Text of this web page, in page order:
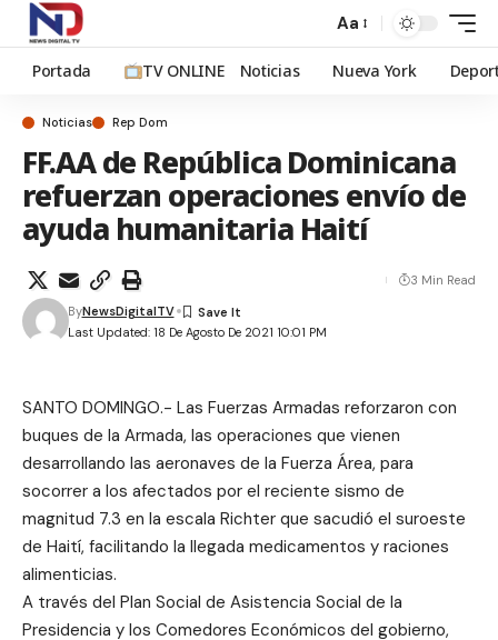
Aa
Portada TV ONLINE Noticias Nueva York
Noticias Rep Dom
FF.AA de República Dominicana
refuerzan operaciones envío de
ayuda humanitaria Haití
Last Updated: 18 De Agosto De 2021 10:01 PM
ByNewsDigitalTV
3 Min Read
SANTO DOMINGO.- Las Fuerzas Armadas reforzaron con
buques de la Armada, las operaciones que vienen
desarrollando las aeronaves de la Fuerza Área, para
socorrer a los afectados por el reciente sismo de
magnitud 7.3 en la escala Richter que sacudió el suroeste
de Haití, facilitando la llegada medicamentos y raciones
alimenticias.
A través del Plan Social de Asistencia Social de la
Presidencia y los Comedores Económicos del gobierno,